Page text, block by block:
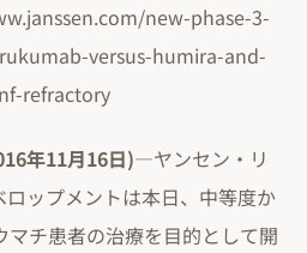
new-phase-3-
versus-humira-and-
refractory
年11月16日)―ヤンセン・リ
ップメントは本日、中等度か
マチ患者の治療を目的として開